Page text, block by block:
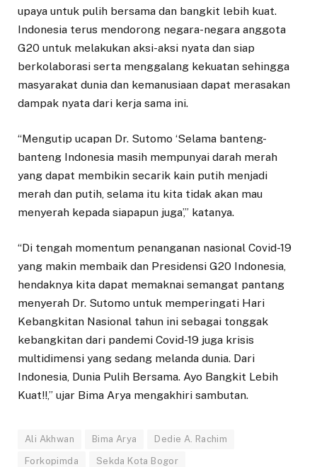
upaya untuk pulih bersama dan bangkit lebih kuat.
Indonesia terus mendorong negara-negara anggota
G20 untuk melakukan aksi-aksi nyata dan siap
berkolaborasi serta menggalang kekuatan sehingga
masyarakat dunia dan kemanusiaan dapat merasakan
dampak nyata dari kerja sama ini.
“Mengutip ucapan Dr. Sutomo ‘Selama banteng-
banteng Indonesia masih mempunyai darah merah
yang dapat membikin secarik kain putih menjadi
merah dan putih, selama itu kita tidak akan mau
menyerah kepada siapapun juga’,” katanya.
“Di tengah momentum penanganan nasional Covid-19
yang makin membaik dan Presidensi G20 Indonesia,
hendaknya kita dapat memaknai semangat pantang
menyerah Dr. Sutomo untuk memperingati Hari
Kebangkitan Nasional tahun ini sebagai tonggak
kebangkitan dari pandemi Covid-19 juga krisis
multidimensi yang sedang melanda dunia. Dari
Indonesia, Dunia Pulih Bersama. Ayo Bangkit Lebih
Kuat!!,” ujar Bima Arya mengakhiri sambutan.
Ali Akhwan Bima Arya Dedie A. Rachim
Forkopimda Sekda Kota Bogor